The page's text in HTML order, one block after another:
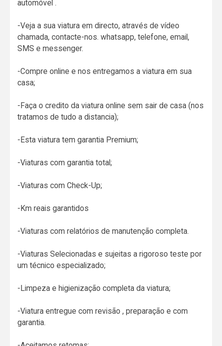
automóvel .
-Veja a sua viatura em directo, através de vídeo
chamada, contacte-nos. whatsapp, telefone, email,
SMS e messenger.
-Compre online e nos entregamos a viatura em sua
casa;
-Faça o credito da viatura online sem sair de casa (nos
tratamos de tudo a distancia);
-Esta viatura tem garantia Premium;
-Viaturas com garantia total;
-Viaturas com Check-Up;
-Km reais garantidos
-Viaturas com relatórios de manutenção completa.
-Viaturas Selecionadas e sujeitas a rigoroso teste por
um técnico especializado;
-Limpeza e higienização completa da viatura;
-Viatura entregue com revisão , preparação e com
garantia.